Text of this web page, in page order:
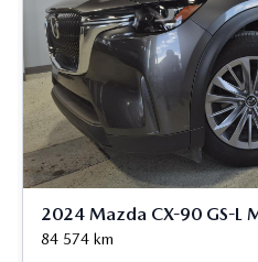
2024 Mazda CX-90 GS-L
84 574 km